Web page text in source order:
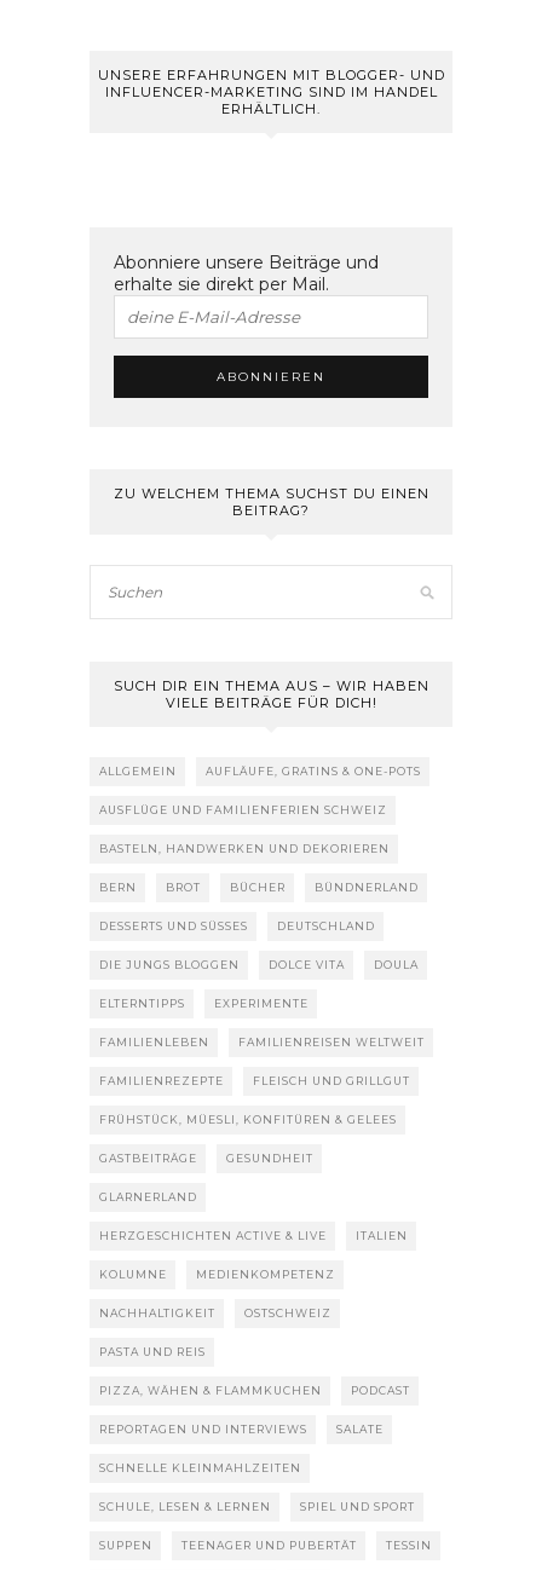
UNSERE ERFAHRUNGEN MIT BLOGGER- UND
INFLUENCER-MARKETING SIND IM HANDEL
ERHÄLTLICH.
Abonniere unsere Beiträge und
erhalte sie direkt per Mail.
ZU WELCHEM THEMA SUCHST DU EINEN
BEITRAG?
SUCH DIR EIN THEMA AUS – WIR HABEN
VIELE BEITRÄGE FÜR DICH!
ALLGEMEIN AUFLÄUFE, GRATINS & ONE-POTS
AUSFLÜGE UND FAMILIENFERIEN SCHWEIZ
BASTELN, HANDWERKEN UND DEKORIEREN
BERN BROT BÜCHER BÜNDNERLAND
DESSERTS UND SÜSSES DEUTSCHLAND
DIE JUNGS BLOGGEN DOLCE VITA DOULA
ELTERNTIPPS EXPERIMENTE
FAMILIENLEBEN FAMILIENREISEN WELTWEIT
FAMILIENREZEPTE FLEISCH UND GRILLGUT
FRÜHSTÜCK, MÜESLI, KONFITÜREN & GELEES
GASTBEITRÄGE GESUNDHEIT
GLARNERLAND
HERZGESCHICHTEN ACTIVE & LIVE ITALIEN
KOLUMNE MEDIENKOMPETENZ
NACHHALTIGKEIT OSTSCHWEIZ
PASTA UND REIS
PIZZA, WÄHEN & FLAMMKUCHEN PODCAST
REPORTAGEN UND INTERVIEWS SALATE
SCHNELLE KLEINMAHLZEITEN
SCHULE, LESEN & LERNEN SPIEL UND SPORT
SUPPEN TEENAGER UND PUBERTÄT TESSIN